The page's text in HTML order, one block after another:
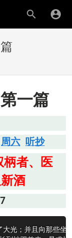
一篇
周六 听抄
柄者、医
酒
光；并且向那些